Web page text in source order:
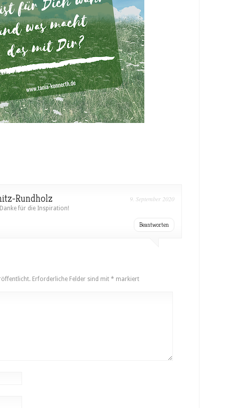
Rundholz 9. September 2020
für die Inspiration!
Beantworten
Erforderliche Felder sind mit * markiert